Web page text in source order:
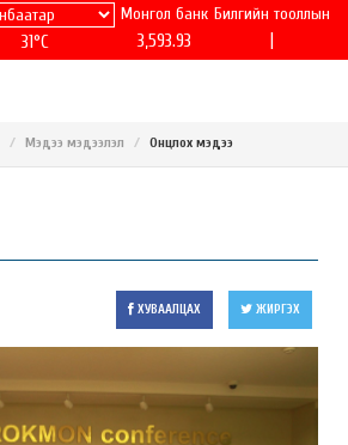
31°C
Монгол банк
3,593.93
Билгийн тооллын
Мэдээ мэдээлэл Онцлох мэдээ
ХУВААЛЦАХ ЖИРГЭХ